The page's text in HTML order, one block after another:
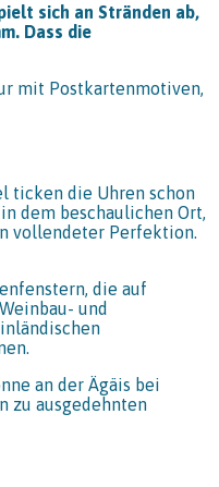
sich an Stränden ab,
Dass die
mit Postkartenmotiven,
ticken die Uhren schon
dem beschaulichen Ort,
vollendeter Perfektion.
die auf
und
an der Ägäis bei
zu ausgedehnten